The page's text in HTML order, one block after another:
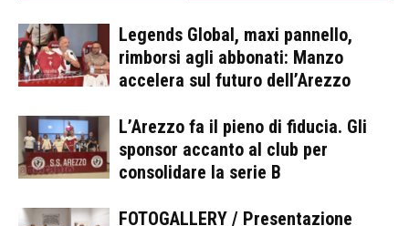
Legends Global, maxi pannello,
rimborsi agli abbonati: Manzo
accelera sul futuro dell’Arezzo
L’Arezzo fa il pieno di fiducia. Gli
sponsor accanto al club per
consolidare la serie B
FOTOGALLERY / Presentazione